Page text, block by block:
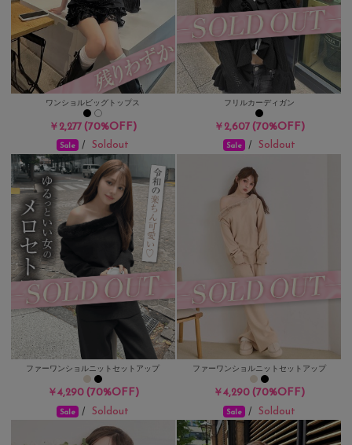
ワンショルビッグトップス
￥2,277(70%OFF)
フリルカーディガン
￥2,607(70%OFF)
Sale /Soldout
ファーワンショルニットセットアップ
￥4,290(70%OFF)
Sale / Soldout
ファーワンショルニットセットアップ
￥4,290(70%OFF)
Sale /Soldout Sale / Soldout